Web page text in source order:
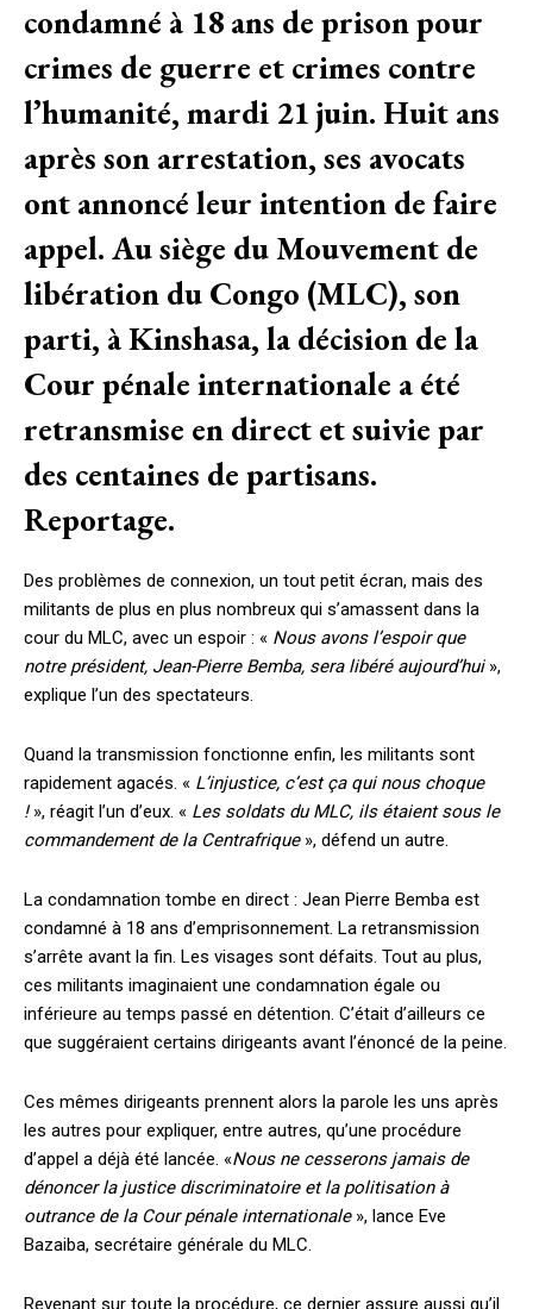
condamné à 18 ans de prison pour
crimes de guerre et crimes contre
l’humanité, mardi 21 juin. Huit ans
après son arrestation, ses avocats
ont annoncé leur intention de faire
appel. Au siège du Mouvement de
libération du Congo (MLC), son
parti, à Kinshasa, la décision de la
Cour pénale internationale a été
retransmise en direct et suivie par
des centaines de partisans.
Reportage.
Des problèmes de connexion, un tout petit écran, mais des
militants de plus en plus nombreux qui s’amassent dans la
cour du MLC, avec un espoir : « Nous avons l’espoir que
notre président, Jean-Pierre Bemba, sera libéré aujourd’hui»,
explique l’un des spectateurs.
Quand la transmission fonctionne enfin, les militants sont
rapidement agacés. « L’injustice, c’est ça qui nous choque
!», réagit l’un d’eux. « Les soldats du MLC, ils étaient sous le
commandement de la Centrafrique», défend un autre.
La condamnation tombe en direct : Jean Pierre Bemba est
condamné à 18 ans d’emprisonnement. La retransmission
s’arrête avant la fin. Les visages sont défaits. Tout au plus,
ces militants imaginaient une condamnation égale ou
inférieure au temps passé en détention. C’était d’ailleurs ce
que suggéraient certains dirigeants avant l’énoncé de la peine.
Ces mêmes dirigeants prennent alors la parole les uns après
les autres pour expliquer, entre autres, qu’une procédure
d’appel a déjà été lancée. «Nous ne cesserons jamais de
dénoncer la justice discriminatoire et la politisation à
outrance de la Cour pénale internationale », lance Eve
Bazaiba, secrétaire générale du MLC.
Revenant sur toute la procédure, ce dernier assure aussi qu’il